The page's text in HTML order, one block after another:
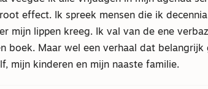
effect. Ik spreek mensen die ik
mijn lippen kreeg. Ik val van de ene
boek. Maar wel een verhaal dat
mijn kinderen en mijn naaste familie.